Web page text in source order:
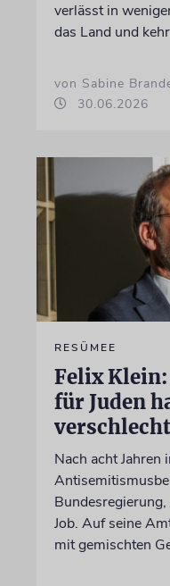
verlässt in
das Land und
von Sabine
30.06.2026
RESÜMEE
Felix
für Juden
Nach acht
Job. Auf seine
mit gemischten